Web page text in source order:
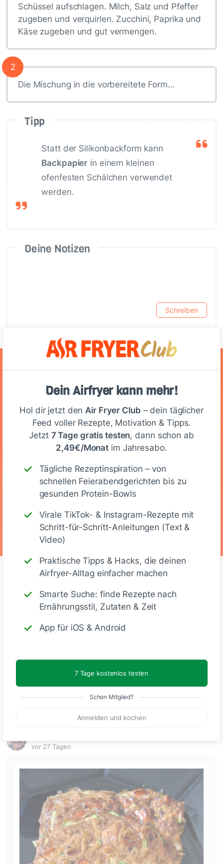
Dein Airfryer kann mehr!
Hol dir jetzt denAir Fryer Club – dein täglicher
Feed voller Rezepte, Motivation & Tipps.
Jetzt 7 Tage gratis testen, dann schon ab
2,49€/Monat im Jahresabo.
Tägliche Rezeptinspiration – von
schnellen Feierabendgerichten bis zu
gesunden Protein-Bowls
Virale TikTok- & Instagram-Rezepte mit
Schritt-für-Schritt-Anleitungen (Text &
Video)
Praktische Tipps & Hacks, die deinen
Airfryer-Alltag einfacher machen
Smarte Suche: finde Rezepte nach
Ernährungsstil, Zutaten & Zeit
App für iOS & Android
7 Tage kostenlos testen
Schon Mitglied?
Anmelden und kochen
Schüssel aufschlagen. Milch, Salz und Pfeffer
zugeben und verquirlen. Zucchini, Paprika und
Käse zugeben und gut vermengen.
2
Die Mischung in die vorbereitete Form…
Tipp
Statt der Silikonbackform kann
Backpapier in einem kleinen
ofenfesten Schälchen verwendet
werden.
Deine Notizen
Schreiben
Ernährungswerte
220 16 g 4 g 15 g
Kommentare(6)
🙂 1500 Speichern
vor 27 Tagen